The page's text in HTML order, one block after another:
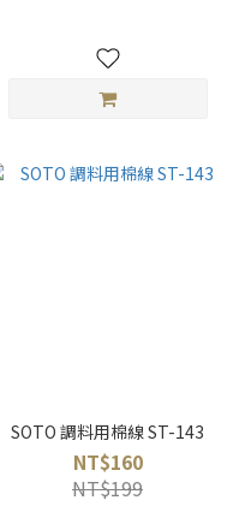
SOTO 調料用棉線 ST-143
NT$160
NT$199